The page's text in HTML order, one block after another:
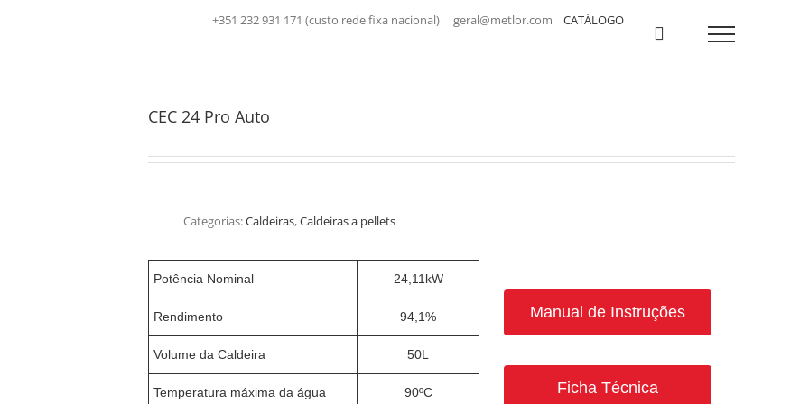
+351 232 931 171 (custo rede fixa nacional) geral@metlor.com CATÁLOGO
CEC 24 Pro Auto
Potência Nominal 24,11kW
Rendimento 94,1%
Volume da Caldeira 50L
Temperatura máxima da água 90ºC
Manual de Instruções
Ficha Técnica
Categorias:Caldeiras,Caldeiras a pellets